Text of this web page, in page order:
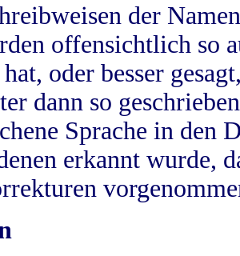
der
offensichtlich so
oder besser
dann so
Sprache in
erkannt wurde,